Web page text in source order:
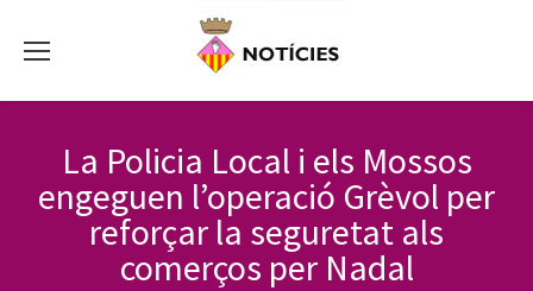
La Policia Local i els Mossos
engeguen l’operació Grèvol per
reforçar la seguretat als
comerços per Nadal